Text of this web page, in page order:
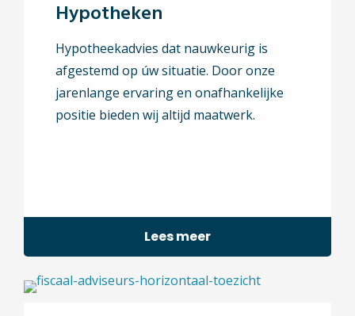
Hypotheken
Hypotheekadvies dat nauwkeurig is
afgestemd op úw situatie. Door onze
jarenlange ervaring en onafhankelijke
positie bieden wij altijd maatwerk.
Lees meer